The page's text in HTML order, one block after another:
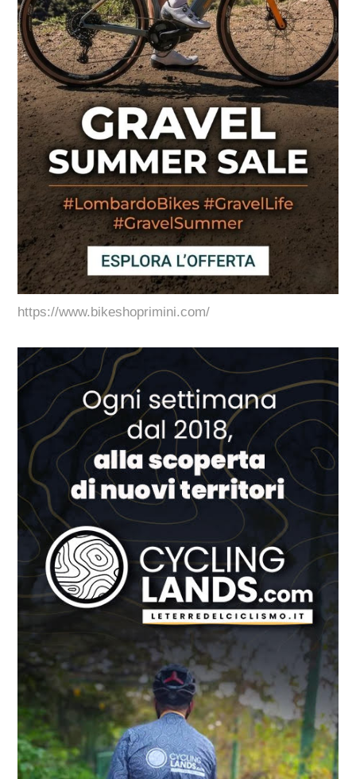
https://www.bikeshoprimini.com/